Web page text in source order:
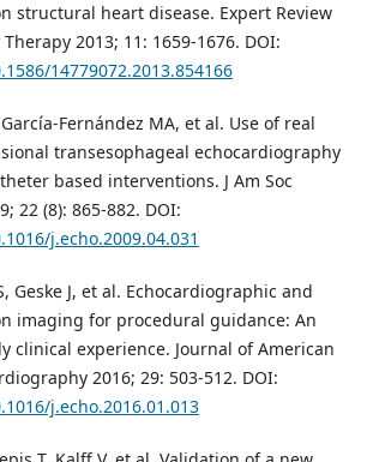
structural heart disease. Expert Review
2013; 11: 1659-1676. DOI:
14779072.2013.854166
Fernández MA, et al. Use of real
transesophageal echocardiography
based interventions. J Am Soc
22 (8): 865-882. DOI:
j.echo.2009.04.031
Geske J, et al. Echocardiographic and
imaging for procedural guidance: An
clinical experience. Journal of American
2016; 29: 503-512. DOI:
j.echo.2016.01.013